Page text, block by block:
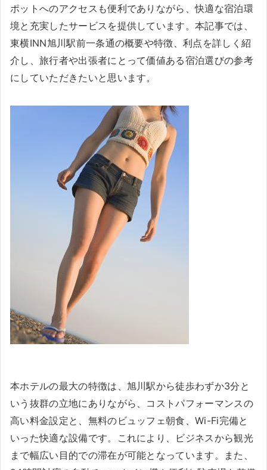
ポットへのアクセスも便利でありながら、快適な宿泊環
境と充実したサービスを提供しています。本記事では、
東横INN旭川駅前一条通の概要や特徴、利点を詳しく紹
介し、旅行者や出張者にとって価値ある宿泊選びの参考
にしていただきたいと思います。
本ホテルの最大の特徴は、旭川駅から徒歩わずか3分と
いう抜群の立地にありながら、コストパフォーマンスの
高い料金設定と、無料のビュッフェ朝食、Wi-Fi完備と
いった快適な設備です。これにより、ビジネスから観光
まで幅広い目的での滞在が可能となっています。また、